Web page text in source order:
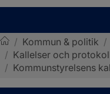
Sotenäs kommun
/ Kommun & politik /
/ Kallelser och
/ Kommunstyrelsens